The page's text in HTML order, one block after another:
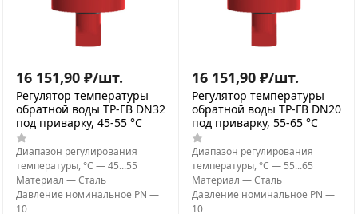
16 151,90 ₽/шт.
Регулятор температуры
обратной воды ТР-ГВ DN32
под приварку, 45-55 °C
Диапазон регулирования
температуры, °С —45...55
Материал —Сталь
Давление номинальное PN —
10
16 151,90 ₽/шт.
Регулятор температуры
обратной воды ТР-ГВ DN20
под приварку, 55-65 °C
Диапазон регулирования
температуры, °С — 55...65
Материал —Сталь
Давление номинальное PN —
10